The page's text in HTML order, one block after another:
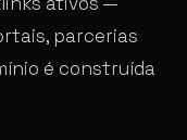
parcerias
é construída